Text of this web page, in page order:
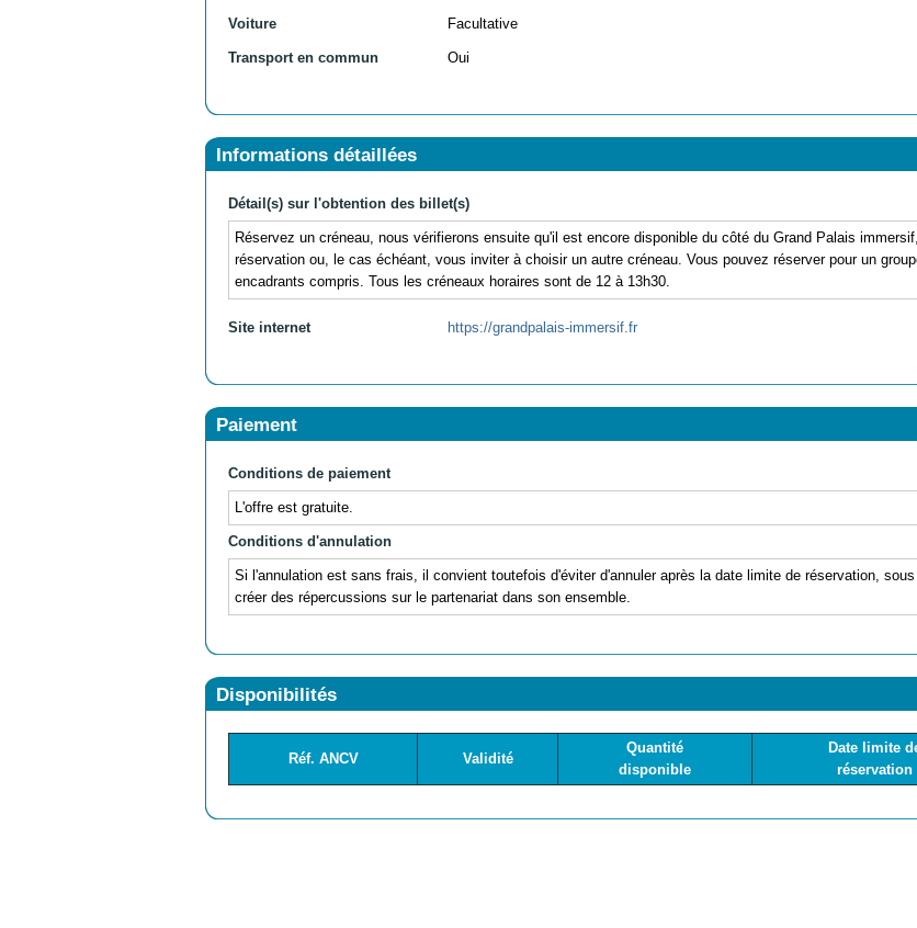
Voiture Facultative
Transport en commun Oui
Informations détaillées
Détail(s) sur l'obtention des billet(s)
Réservez un créneau, nous vérifierons ensuite qu'il est encore disponible du côté du Grand Palais
réservation ou, le cas échéant, vous inviter à choisir un autre créneau. Vous pouvez réserver pour un
encadrants compris. Tous les créneaux horaires sont de 12 à 13h30.
Site internet https://grandpalais-immersif.fr
Paiement
Conditions de paiement
L'offre est gratuite.
Conditions d'annulation
Si l'annulation est sans frais, il convient toutefois d'éviter d'annuler après la date limite de réservation,
créer des répercussions sur le partenariat dans son ensemble.
Disponibilités
Réf. ANCV Validité
Quantité
disponible
Date limite
réservation